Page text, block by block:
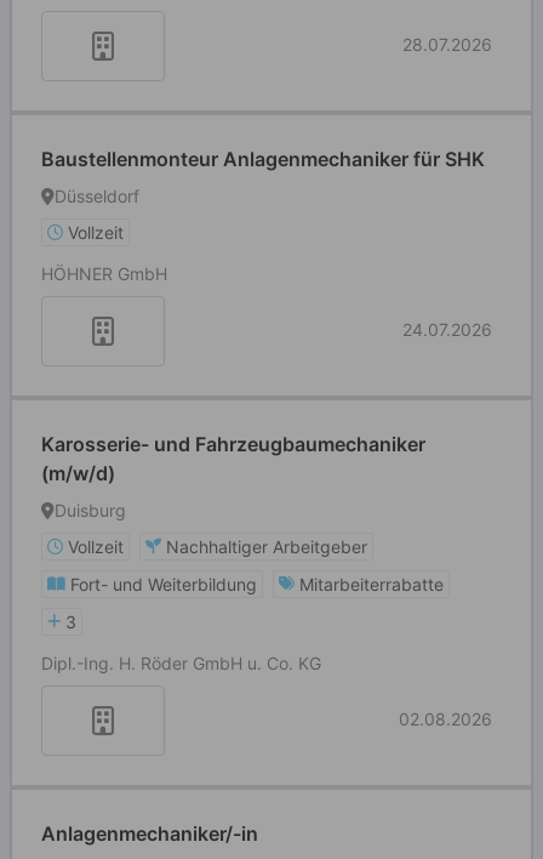
28.07.2026
Baustellenmonteur Anlagenmechaniker für SHK
Düsseldorf
Vollzeit
HÖHNER GmbH
24.07.2026
Karosserie- und Fahrzeugbaumechaniker
(m/w/d)
Duisburg
Vollzeit
Nachhaltiger Arbeitgeber
Fort- und Weiterbildung
Mitarbeiterrabatte
3
Dipl.-Ing. H. Röder GmbH u. Co. KG
02.08.2026
Anlagenmechaniker/-in